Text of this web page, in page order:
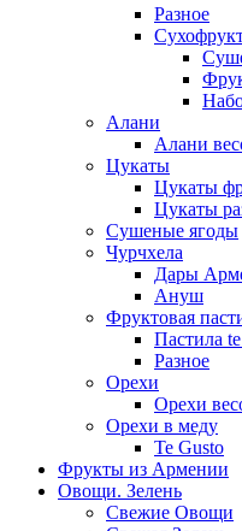
Разное
Алани
Алани
Цукаты
Цукаты
Цукаты
Сушеные ягоды
Чурчхела
Дары
Ануш
Фруктовая
Пастила
Разное
Орехи
Орехи
Орехи в меду
Te Gusto
Фрукты из Армении
Овощи. Зелень
Свежие Овощи